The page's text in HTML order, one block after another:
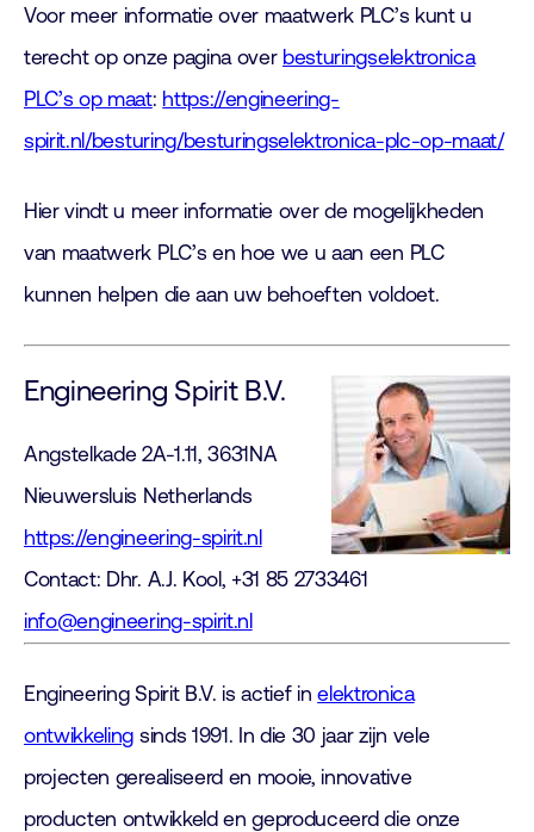
Voor meer informatie over maatwerk PLC’s kunt u
terecht op onze pagina over besturingselektronica
PLC’s op maat: https://engineering-
spirit.nl/besturing/besturingselektronica-plc-op-maat/
Hier vindt u meer informatie over de mogelijkheden
van maatwerk PLC’s en hoe we u aan een PLC
kunnen helpen die aan uw behoeften voldoet.
Engineering Spirit B.V.
Angstelkade 2A-1.11, 3631NA
Nieuwersluis Netherlands
https://engineering-spirit.nl
Contact: Dhr. A.J. Kool, +31 85 2733461
info@engineering-spirit.nl
Engineering Spirit B.V. is actief inelektronica
ontwikkeling sinds 1991. In die 30 jaar zijn vele
projecten gerealiseerd en mooie, innovative
producten ontwikkeld en geproduceerd die onze